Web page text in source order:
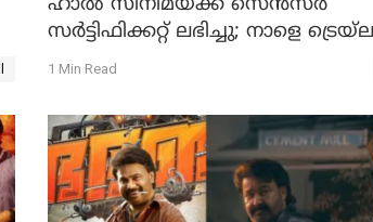
സര്‍ട്ടിഫിക്കറ്റ് ലഭിച്ചു; നാളെ
പുറത്ത് വിടും
1 Min Read